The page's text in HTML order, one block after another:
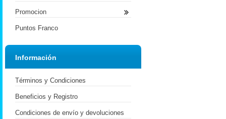
Promocion
Puntos Franco
Información
Términos y Condiciones
Beneficios y Registro
Condiciones de envío y devoluciones